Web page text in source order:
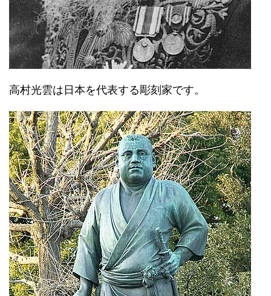
高村光雲は日本を代表する彫刻家です。